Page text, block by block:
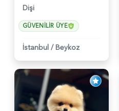
Dişi
GÜVENILIR ÜYE
İstanbul / Beykoz